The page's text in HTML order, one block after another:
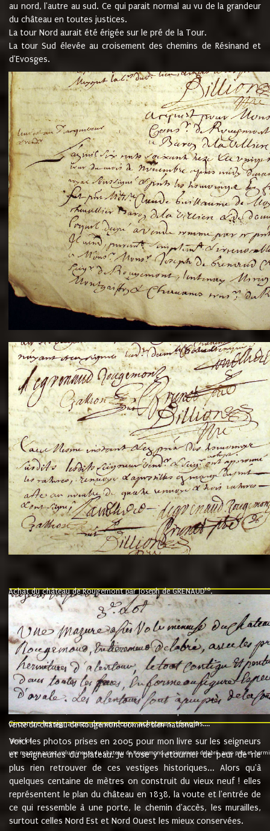
au nord, l'autre au sud. Ce qui parait normal au vu de la grandeur
du château en toutes justices.
La tour Nord aurait été érigée sur le pré de la Tour.
La tour Sud élevée au croisement des chemins de Résinand et
d'Evosges.
Achat du château de Rougemont par Joseph de GRENAUD10.
"l'an mil six cent soixante treze le ving neuvième jour du mois de
nommé fut présent Messire Claude Guillaume de Moyriat chevalier baron
vend, purement simplement et irrevocablement a monseigneur monsieur
et chavannes conseiller du roy au parlement de Bourgogne, present et
que le dit seigneur Baron de la Vellière a sur ses hommes, indivisables et
de la Velliere tout ainsi et comme le dit seigneur Baron et ses
présent......"
suivent les rentes, donation des terriers, etc... au prix de 880 livre louis
Ci contre les signatures des vendeurs, acheteurs, témoins....
vente du château de Rougemont comme bien national9.
"3ème lot
une mazure assez volumineuse du chateau de Rougemond, entierement delabré, avec près et
Voici les photos prises en 2005 pour mon livre sur les seigneurs
et seigneuries du plateau. Je n'ose y retourner de peur de ne
plus rien retrouver de ces vestiges historiques... Alors qu'à
quelques centaine de mètres on construit du vieux neuf ! elles
représentent le plan du château en 1838, la voute et l'entrée de
ce qui ressemble à une porte, le chemin d'accès, les murailles,
surtout celles Nord Est et Nord Ouest les mieux conservées.